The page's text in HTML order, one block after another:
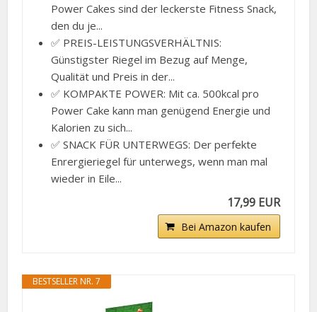
Power Cakes sind der leckerste Fitness Snack,
den du je...
✅ PREIS-LEISTUNGSVERHÄLTNIS:
Günstigster Riegel im Bezug auf Menge,
Qualität und Preis in der...
✅ KOMPAKTE POWER: Mit ca. 500kcal pro
Power Cake kann man genügend Energie und
Kalorien zu sich...
✅ SNACK FÜR UNTERWEGS: Der perfekte
Enrergieriegel für unterwegs, wenn man mal
wieder in Eile...
17,99 EUR
Bei Amazon kaufen
BESTSELLER NR. 7